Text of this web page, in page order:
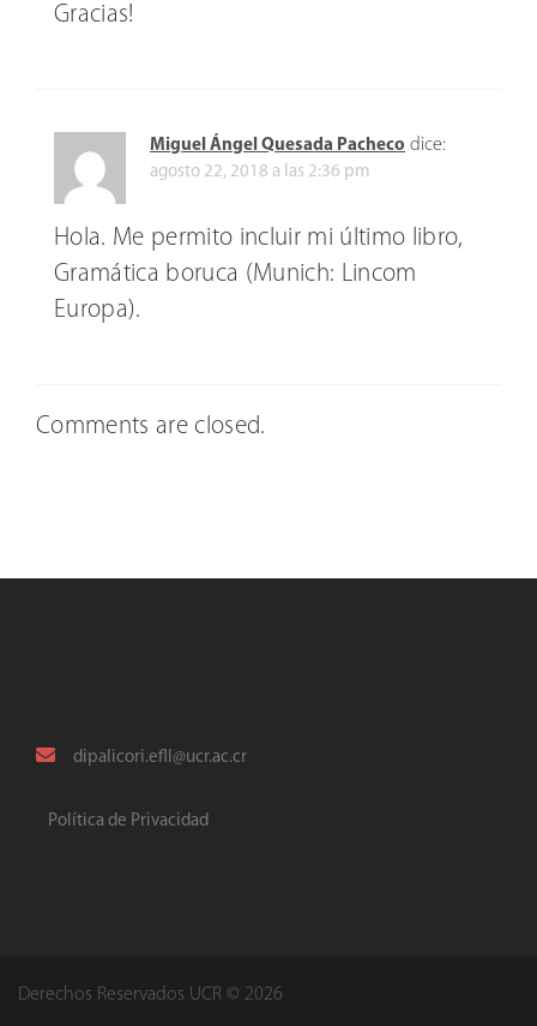
Gracias!
Miguel Ángel Quesada Pacheco dice:
agosto 22, 2018 a las 2:36 pm
Hola. Me permito incluir mi último libro,
Gramática boruca (Munich: Lincom
Europa).
Comments are closed.
dipalicori.efll@ucr.ac.cr
Política de Privacidad
Derechos Reservados UCR © 2026